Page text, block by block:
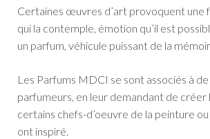
Certaines œuvres d’art provoquent une
qui la contemple, émotion qu’il est
un parfum, véhicule puissant de la
Les Parfums MDCI se sont associés à de
parfumeurs, en leur demandant de créer
certains chefs-d’oeuvre de la peinture
ont inspiré.